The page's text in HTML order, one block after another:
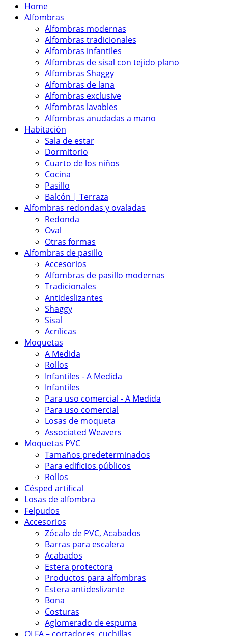
Home
Alfombras
Alfombras modernas
Alfombras tradicionales
Alfombras infantiles
Alfombras de sisal con tejido plano
Alfombras Shaggy
Alfombras de lana
Alfombras exclusive
Alfombras lavables
Alfombras anudadas a mano
Habitación
Sala de estar
Dormitorio
Cuarto de los niños
Cocina
Pasillo
Balcón | Terraza
Alfombras redondas y ovaladas
Redonda
Oval
Otras formas
Alfombras de pasillo
Accesorios
Alfombras de pasillo modernas
Tradicionales
Antideslizantes
Shaggy
Sisal
Acrílicas
Moquetas
A Medida
Rollos
Infantiles - A Medida
Infantiles
Para uso comercial - A Medida
Para uso comercial
Losas de moqueta
Associated Weavers
Moquetas PVC
Tamaños predeterminados
Para edificios públicos
Rollos
Césped artifical
Losas de alfombra
Felpudos
Accesorios
Zócalo de PVC, Acabados
Barras para escalera
Acabados
Estera protectora
Productos para alfombras
Estera antideslizante
Bona
Costuras
Aglomerado de espuma